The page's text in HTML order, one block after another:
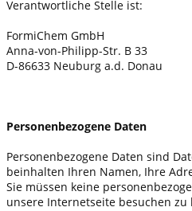
Verantwortliche Stelle ist:
FormiChem GmbH
Anna-von-Philipp-Str. B 33
D-86633 Neuburg a.d. Donau
Personenbezogene Daten
Personenbezogene Daten sind
beinhalten Ihren Namen, Ihre
Sie müssen keine
unsere Internetseite besuchen zu